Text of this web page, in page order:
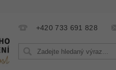
+420 733 691 828